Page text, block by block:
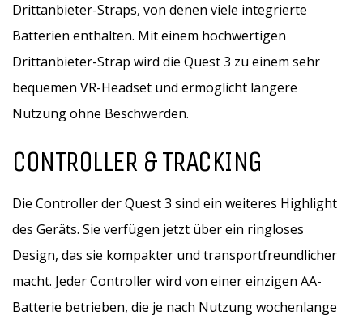
Drittanbieter-Straps, von denen viele integrierte
Batterien enthalten. Mit einem hochwertigen
Drittanbieter-Strap wird die Quest 3 zu einem sehr
bequemen VR-Headset und ermöglicht längere
Nutzung ohne Beschwerden.
CONTROLLER & TRACKING
Die Controller der Quest 3 sind ein weiteres Highlight
des Geräts. Sie verfügen jetzt über ein ringloses
Design, das sie kompakter und transportfreundlicher
macht. Jeder Controller wird von einer einzigen AA-
Batterie betrieben, die je nach Nutzung wochenlange